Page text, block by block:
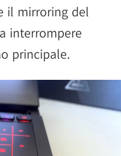
il mirroring del
interrompere
principale.